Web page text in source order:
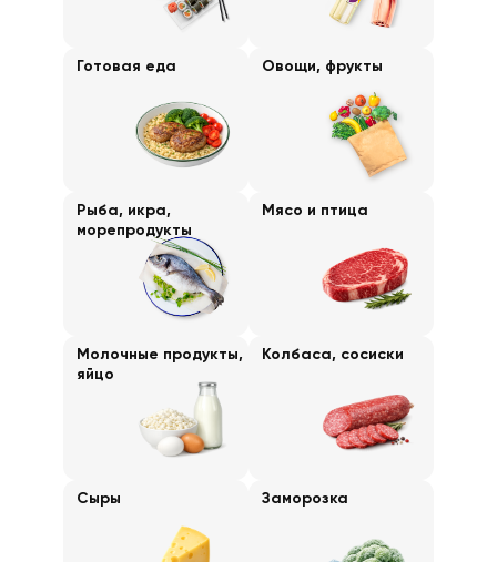
Готовая еда Овощи, фрукты
Рыба, икра,
морепродукты
Мясо и птица
Молочные продукты,
яйцо
Колбаса, сосиски
Сыры Заморозка